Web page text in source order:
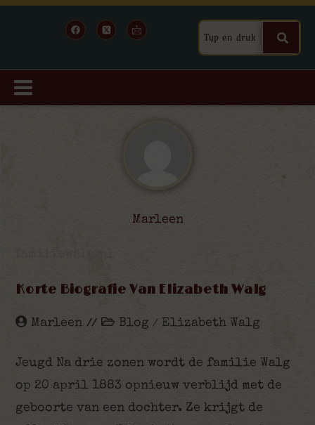
Marleen
Korte Biografie Van Elizabeth Walg
Marleen Blog / Elizabeth Walg
Jeugd Na drie zonen wordt de familie Walg
op 20 april 1883 opnieuw verblijd met de
geboorte van een dochter. Ze krijgt de